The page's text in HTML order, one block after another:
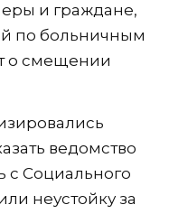
и граждане,
по больничным
о смещении
ведомство
с Социального
неустойку за